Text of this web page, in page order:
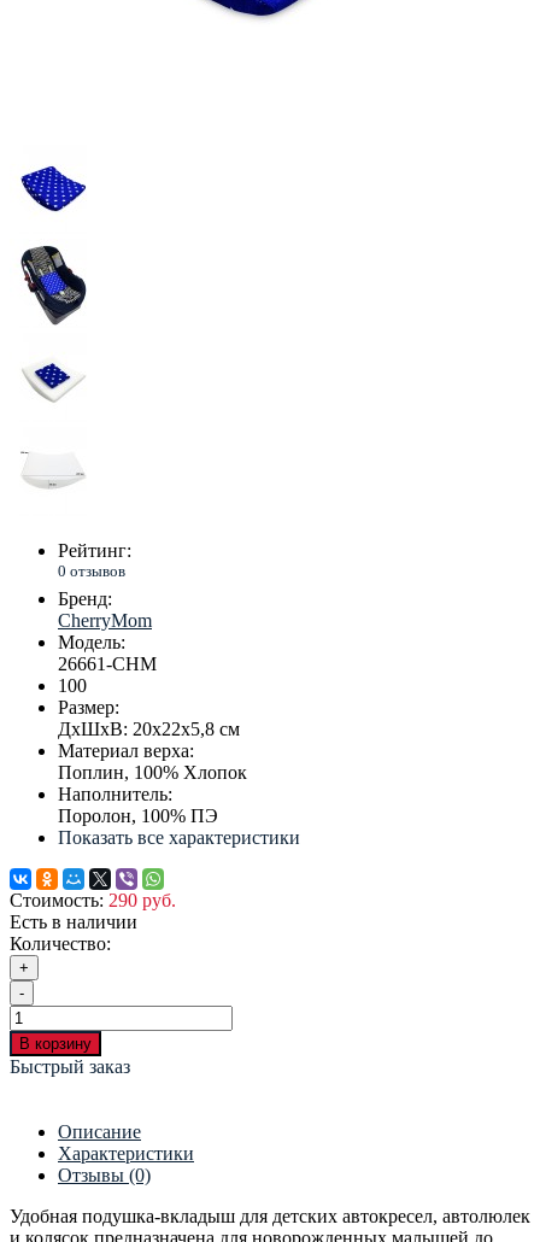
Рейтинг:
0 отзывов
Бренд:
CherryMom
Модель:
26661-CHM
100
Размер:
ДхШхВ: 20х22х5,8 см
Материал верха:
Поплин, 100% Хлопок
Наполнитель:
Поролон, 100% ПЭ
Показать все характеристики
Стоимость: 290 руб.
Есть в наличии
Количество:
+
-
В корзину
Быстрый заказ
Описание
Характеристики
Отзывы (0)
Удобная подушка-вкладыш для детских автокресел, автолюлек